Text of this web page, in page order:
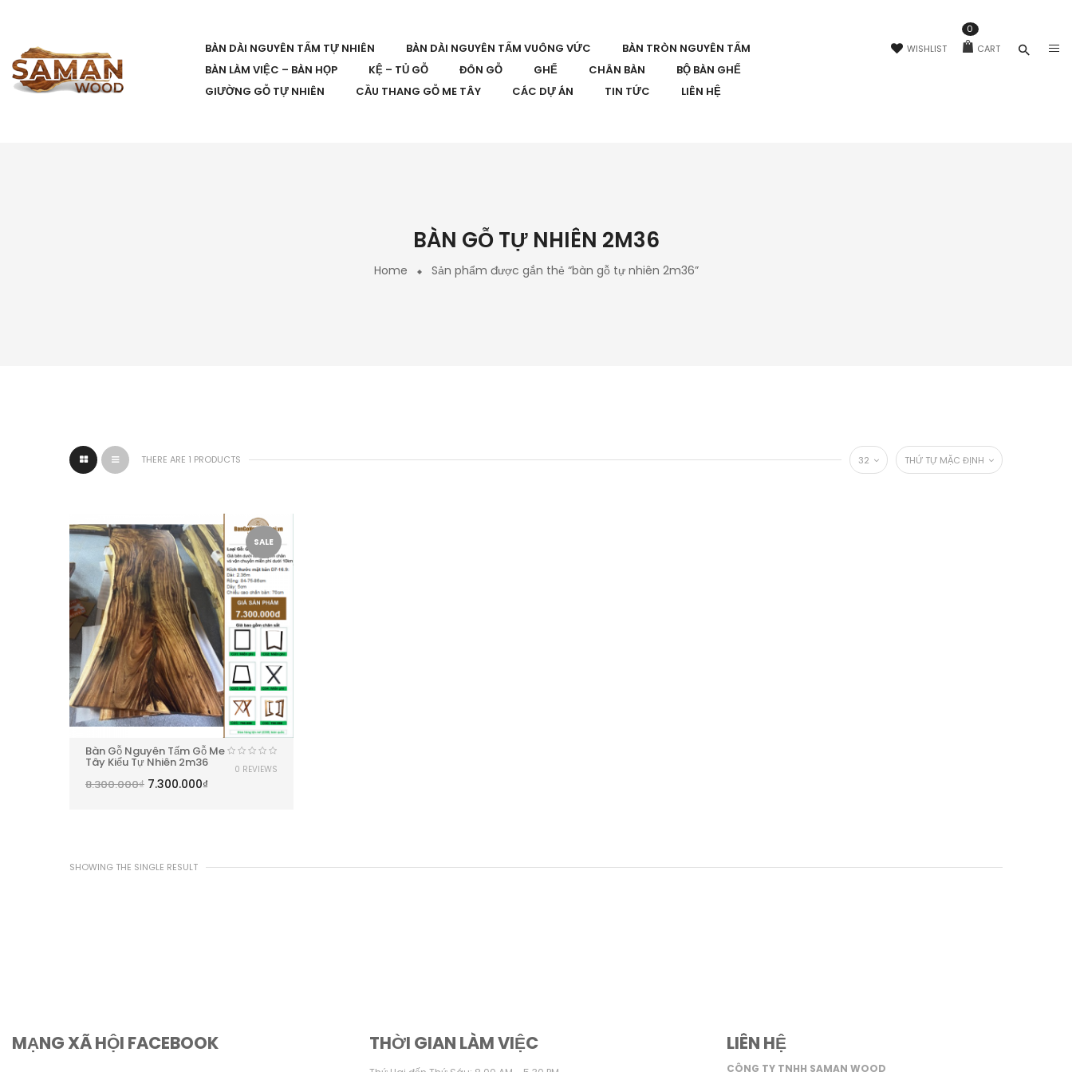
BÀN DÀI NGUYÊN TẤM TỰ NHIÊN BÀN DÀI NGUYÊN TẤM VUÔNG VỨC
BÀN TRÒN NGUYÊN TẤM
BÀN LÀM VIỆC – BÀN HỌP
KỆ – TỦ GỖ ĐÔN GỖ GHẾ CHÂN BÀN
BỘ BÀN GHẾ
GIƯỜNG GỖ TỰ NHIÊN
CẦU THANG GỖ ME TÂY CÁC DỰ ÁN TIN TỨC LIÊN HỆ
WISHLIST CART
0
BÀN GỖ TỰ NHIÊN 2M36
Home Sản phẩm được gắn thẻ “bàn gỗ tự nhiên 2m36”
THERE ARE 1 PRODUCTS THỨ TỰ MẶC ĐỊNH
32
SALE
Bàn Gỗ Nguyên Tấm Gỗ Me
Tây Kiểu Tự Nhiên 2m36
8.300.000₫ 7.300.000₫
0 REVIEWS
SHOWING THE SINGLE RESULT
MẠNG XÃ HỘI FACEBOOK THỜI GIAN LÀM VIỆC LIÊN HỆ
CÔNG TY TNHH SAMAN WOOD